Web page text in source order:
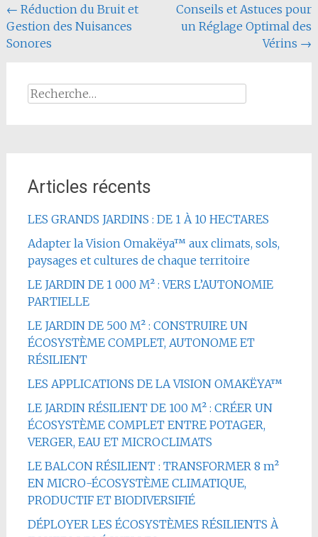
Navigation
de
← Réduction du Bruit et
Gestion des Nuisances
Sonores
Conseils et Astuces pour
un Réglage Optimal des
Vérins →
Rechercher :
Articles récents
LES GRANDS JARDINS : DE 1 À 10 HECTARES
Adapter la Vision Omakëya™ aux climats, sols,
paysages et cultures de chaque territoire
LE JARDIN DE 1 000 M² : VERS L’AUTONOMIE
PARTIELLE
LE JARDIN DE 500 M² : CONSTRUIRE UN
ÉCOSYSTÈME COMPLET, AUTONOME ET
RÉSILIENT
LES APPLICATIONS DE LA VISION OMAKËYA™
LE JARDIN RÉSILIENT DE 100 M² : CRÉER UN
ÉCOSYSTÈME COMPLET ENTRE POTAGER,
VERGER, EAU ET MICROCLIMATS
LE BALCON RÉSILIENT : TRANSFORMER 8 m²
EN MICRO-ÉCOSYSTÈME CLIMATIQUE,
PRODUCTIF ET BIODIVERSIFIÉ
DÉPLOYER LES ÉCOSYSTÈMES RÉSILIENTS À